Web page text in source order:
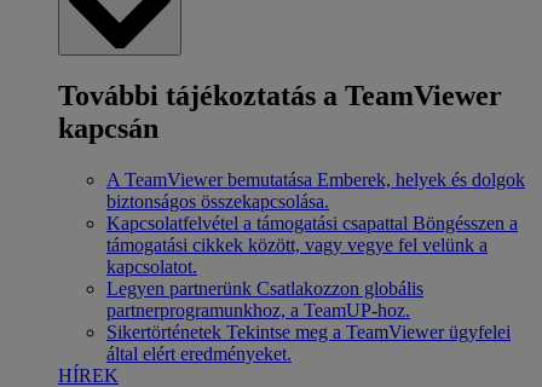
További tájékoztatás a TeamViewer
kapcsán
A TeamViewer bemutatása Emberek, helyek és dolgok
biztonságos összekapcsolása.
Kapcsolatfelvétel a támogatási csapattal Böngésszen a
támogatási cikkek között, vagy vegye fel velünk a
kapcsolatot.
Legyen partnerünk Csatlakozzon globális
partnerprogramunkhoz, a TeamUP-hoz.
Sikertörténetek Tekintse meg a TeamViewer ügyfelei
által elért eredményeket.
HÍREK